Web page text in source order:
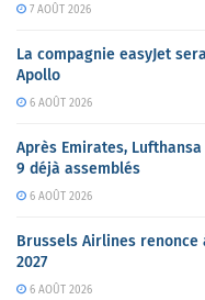
7 AOÛT 2026
La compagnie easyJet
Apollo
6 AOÛT 2026
Après Emirates,
9 déjà assemblés
6 AOÛT 2026
Brussels Airlines
2027
6 AOÛT 2026